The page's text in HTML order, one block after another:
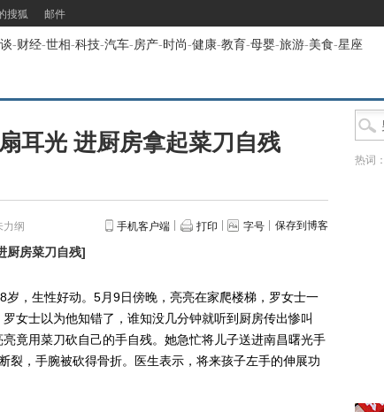
搜狐 邮件
-财经-世相-科技-汽车-房产-时尚-健康-教育-母婴-旅游-美食-星座
耳光 进厨房拿起菜刀自残
力纲 手机客户端 打印 字号 保存到博客
厨房菜刀自残]
，生性好动。5月9日傍晚，亮亮在家爬楼梯，罗女士一
女士以为他知错了，谁知没几分钟就听到厨房传出惨叫
竟用菜刀砍自己的手自残。她急忙将儿子送进南昌曙光手
裂，手腕被砍得骨折。医生表示，将来孩子左手的伸展功
热词：